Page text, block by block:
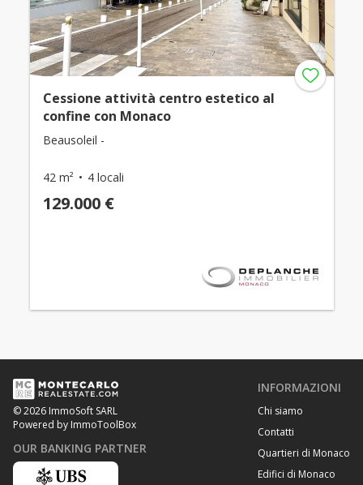
Cessione attività centro estetico al
confine con Monaco
Beausoleil -
42 m² 4 locali
129.000 €
© 2026 ImmoSoft SARL
Powered by ImmoToolBox
OUR BANKING PARTNER
INFORMAZIONI
Chi siamo
Contatti
Quartieri di Monaco
Edifici di Monaco